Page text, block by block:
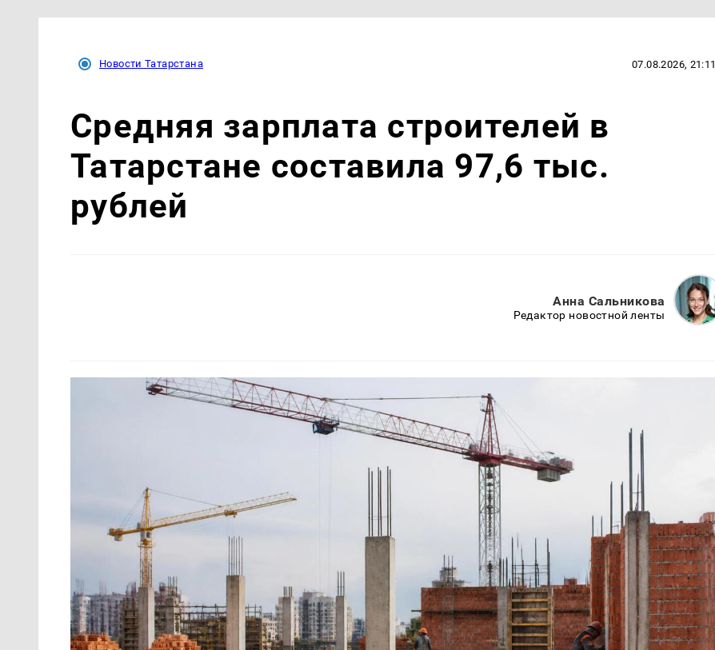
Новости Татарстана 07.08.2026, 21:11
Средняя зарплата строителей в
Татарстане составила 97,6 тыс.
рублей
Анна Сальникова
Редактор новостной ленты